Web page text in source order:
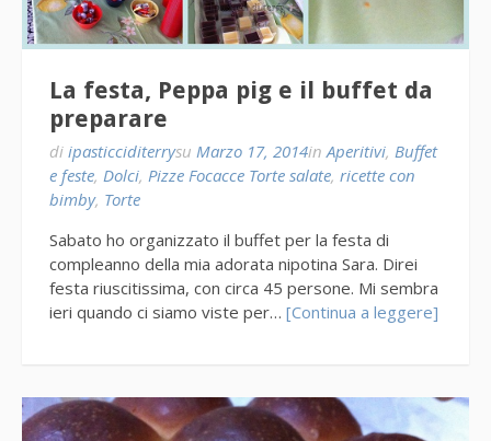
La festa, Peppa pig e il buffet da
preparare
di ipasticciditerrysu Marzo 17, 2014in Aperitivi, Buffet
e feste, Dolci, Pizze Focacce Torte salate, ricette con
bimby, Torte
Sabato ho organizzato il buffet per la festa di
compleanno della mia adorata nipotina Sara. Direi
festa riuscitissima, con circa 45 persone. Mi sembra
ieri quando ci siamo viste per… [Continua a leggere]